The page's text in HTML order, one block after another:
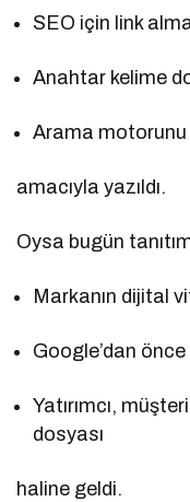
SEO için link
Anahtar kelime
Arama motorunu
amacıyla yazıldı.
Oysa bugün
Markanın dijital
Google’dan
Yatırımcı,
dosyası
haline geldi.